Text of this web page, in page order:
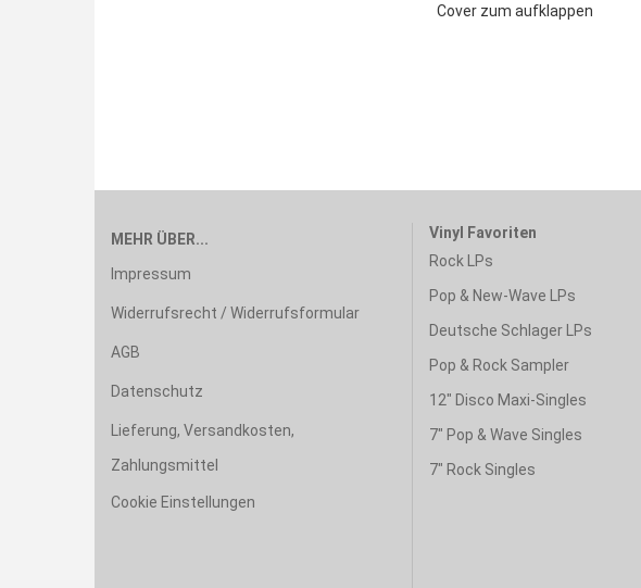
Cover zum aufklappen
MEHR ÜBER...
Impressum
Widerrufsrecht / Widerrufsformular
AGB
Datenschutz
Lieferung, Versandkosten,
Zahlungsmittel
Cookie Einstellungen
Vinyl Favoriten
Rock LPs
Pop & New-Wave LPs
Deutsche Schlager LPs
Pop & Rock Sampler
12" Disco Maxi-Singles
7" Pop & Wave Singles
7" Rock Singles